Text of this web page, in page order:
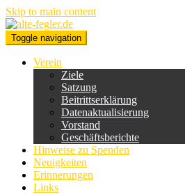
Skip to main content
Toggle navigation
Verein
Ziele
Satzung
Beitrittserklärung
Datenaktualisierung
Vorstand
Geschäftsberichte
Hinweise zu Spenden
Neuigkeiten
Erinnerungen
Links